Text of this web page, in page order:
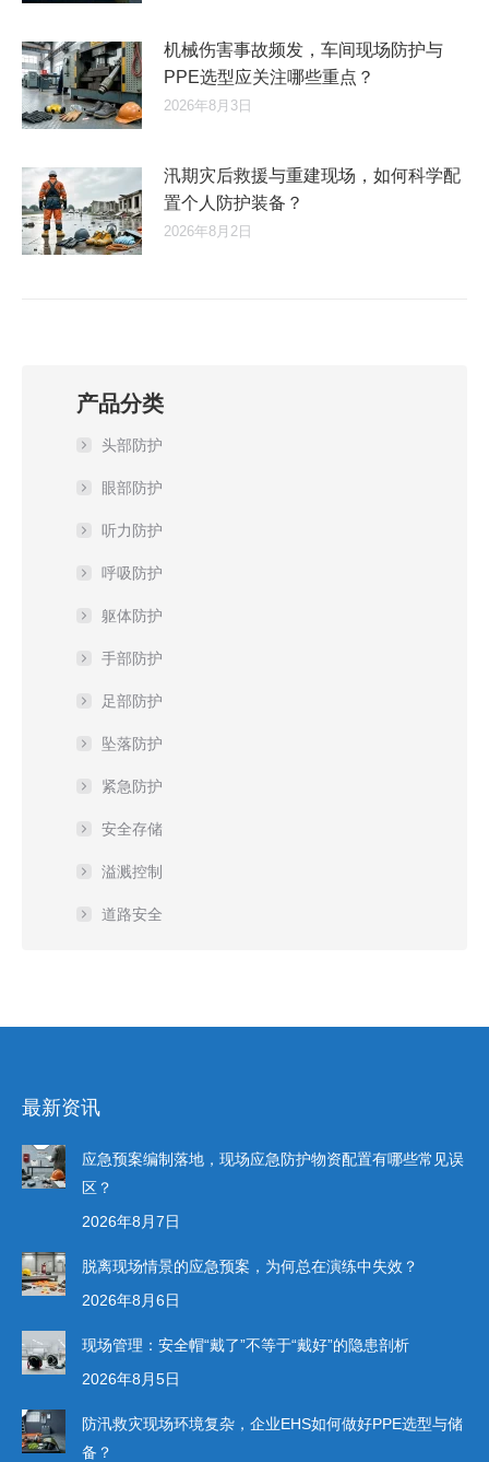
机械伤害事故频发，车间现场防护与
PPE选型应关注哪些重点？
2026年8月3日
汛期灾后救援与重建现场，如何科学配
置个人防护装备？
2026年8月2日
产品分类
头部防护
眼部防护
听力防护
呼吸防护
躯体防护
手部防护
足部防护
坠落防护
紧急防护
安全存储
溢溅控制
道路安全
最新资讯
应急预案编制落地，现场应急防护物资配置有哪些常见误
区？
2026年8月7日
脱离现场情景的应急预案，为何总在演练中失效？
2026年8月6日
现场管理：安全帽“戴了”不等于“戴好”的隐患剖析
2026年8月5日
防汛救灾现场环境复杂，企业EHS如何做好PPE选型与储
备？